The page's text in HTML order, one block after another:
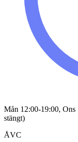
Mån 12:00-19:00,
stängt)
ÅVC